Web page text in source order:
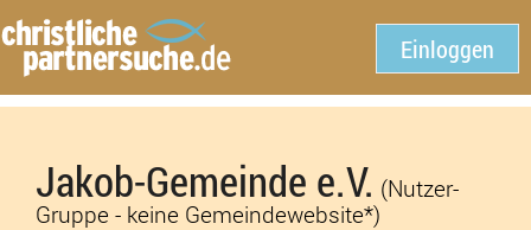
Einloggen
Jakob-Gemeinde e.V. (Nutzer-
Gruppe - keine Gemeindewebsite*)